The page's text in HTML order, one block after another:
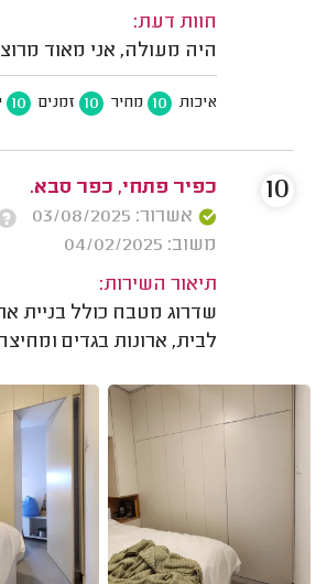
חוות דעת:
היה מעולה, אני מאוד
איכות 10 מחיר 10 זמנים 10
כפיר פתחי, כפר סבא.
אשרור: 03/08/2025
משוב: 04/02/2025
תיאור השירות:
שדרוג מטבח כולל בניית
לבית, ארונות בגדים
10